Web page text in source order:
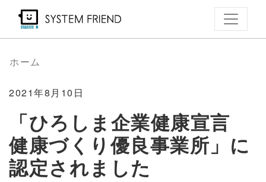
ン
コ
テ
に
移
動
ホーム
2021年8月10日
「ひろしま企業健康宣言
健康づくり優良事業所」に
認定されました